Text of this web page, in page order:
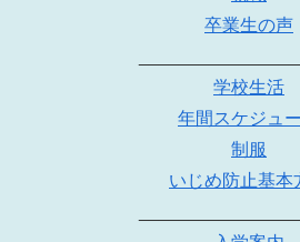
卒業生の声
学校生活
年間スケジュ
制服
いじめ防止基本